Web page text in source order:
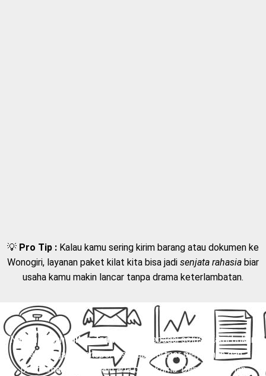
💡 Pro Tip : Kalau kamu sering kirim barang atau dokumen ke
Wonogiri, layanan paket kilat kita bisa jadi senjata rahasia biar
usaha kamu makin lancar tanpa drama keterlambatan.
Nah, di sinilah Mitra Trans
hadir sebagai solusi. Kami bukan
sekadar jasa transportasi, tapi partner perjalanan dan
pengiriman yang selalu ada buat kamu. Dengan layanan